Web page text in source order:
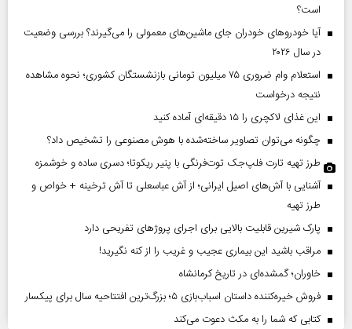
است؟
آیا خودروهای خودران جای ماشین‌های معمولی را می‌گیرند؟ بررسی وضعیت
در سال ۲۰۲۶
استعلام وام ضروری ۷۵ میلیون تومانی بازنشستگان کشوری؛ نحوه مشاهده
نتیجه درخواست
این غذای لاکچری را ۱۵ دقیقه‌ای آماده کنید
چگونه می‌توان تصاویر ساخته‌شده با هوش مصنوعی را تشخیص داد؟
طرز تهیه تارت فلپ‌جک توت‌فرنگی با پنیر ریکوتا؛ دسری ساده و خوشمزه
آشنایی با آش‌های اصیل ایرانی؛ از آش عباسعلی تا آش ترخینه + خواص و
طرز تهیه
پارک شیرین قابلیت‌ بالایی برای اجرای پروژهای تفریحی دارد
مراقب باشید این بیماری عجیب و غریب را از کنه نگیرید!
خاوران؛ گمشده‌ای در تاریخ کرمانشاه
فروش خیره‌کننده داستان اسباب‌بازی ۵؛ بزرگ‌ترین افتتاحیه سال برای پیکسار
کتابی که شما را به مکث دعوت می‌کند